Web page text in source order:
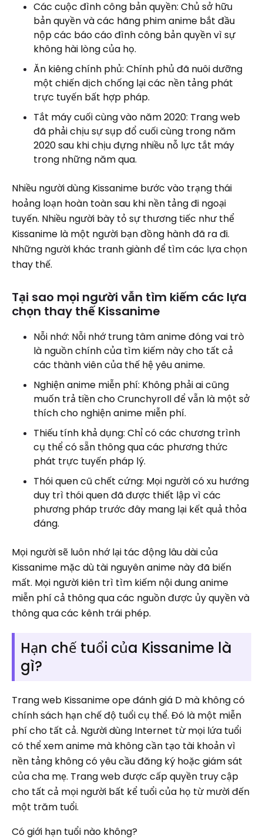
Các cuộc đình công bản quyền: Chủ sở hữu
bản quyền và các hãng phim anime bắt đầu
nộp các báo cáo đình công bản quyền vì sự
không hài lòng của họ.
Ăn kiêng chính phủ: Chính phủ đã nuôi dưỡng
một chiến dịch chống lại các nền tảng phát
trực tuyến bất hợp pháp.
Tắt máy cuối cùng vào năm 2020: Trang web
đã phải chịu sự sụp đổ cuối cùng trong năm
2020 sau khi chịu đựng nhiều nỗ lực tắt máy
trong những năm qua.
Nhiều người dùng Kissanime bước vào trạng thái
hoảng loạn hoàn toàn sau khi nền tảng đi ngoại
tuyến. Nhiều người bày tỏ sự thương tiếc như thể
Kissanime là một người bạn đồng hành đã ra đi.
Những người khác tranh giành để tìm các lựa chọn
thay thế.
Tại sao mọi người vẫn tìm kiếm các lựa
chọn thay thế Kissanime
Nỗi nhớ: Nỗi nhớ trung tâm anime đóng vai trò
là nguồn chính của tìm kiếm này cho tất cả
các thành viên của thế hệ yêu anime.
Nghiện anime miễn phí: Không phải ai cũng
muốn trả tiền cho Crunchyroll để vẫn là một sở
thích cho nghiện anime miễn phí.
Thiếu tính khả dụng: Chỉ có các chương trình
cụ thể có sẵn thông qua các phương thức
phát trực tuyến pháp lý.
Thói quen cũ chết cứng: Mọi người có xu hướng
duy trì thói quen đã được thiết lập vì các
phương pháp trước đây mang lại kết quả thỏa
đáng.
Mọi người sẽ luôn nhớ lại tác động lâu dài của
Kissanime mặc dù tài nguyên anime này đã biến
mất. Mọi người kiên trì tìm kiếm nội dung anime
miễn phí cả thông qua các nguồn được ủy quyền và
thông qua các kênh trái phép.
Hạn chế tuổi của Kissanime là
gì?
Trang web Kissanime ope đánh giá D mà không có
chính sách hạn chế độ tuổi cụ thể. Đó là một miễn
phí cho tất cả. Người dùng Internet từ mọi lứa tuổi
có thể xem anime mà không cần tạo tài khoản vì
nền tảng không có yêu cầu đăng ký hoặc giám sát
của cha mẹ. Trang web được cấp quyền truy cập
cho tất cả mọi người bất kể tuổi của họ từ mười đến
một trăm tuổi.
Có giới hạn tuổi nào không?